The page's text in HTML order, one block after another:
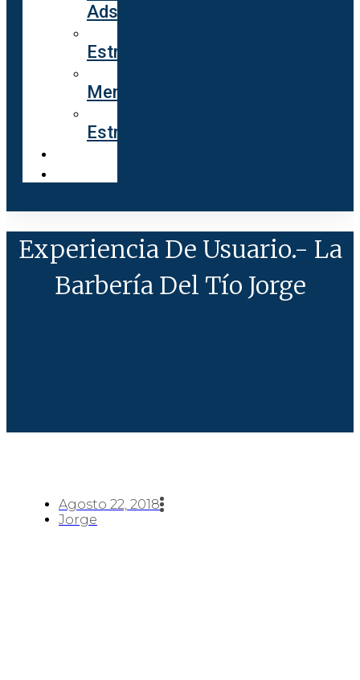
Ads
Estratégica
Mentoría
Estratégica
Experiencia De Usuario.- La
Barbería Del Tío Jorge
Agosto 22, 2018
Jorge